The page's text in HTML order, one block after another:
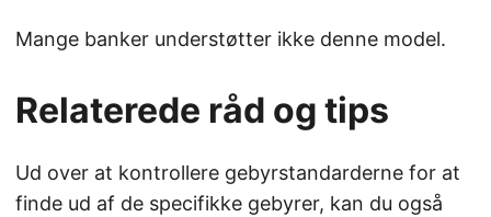
Mange banker understøtter ikke denne model.
Relaterede råd og tips
Ud over at kontrollere gebyrstandarderne for at
finde ud af de specifikke gebyrer, kan du også